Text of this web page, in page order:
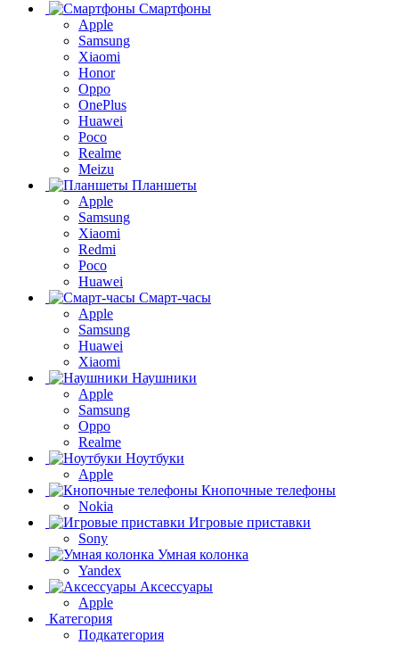
Смартфоны
Apple
Samsung
Xiaomi
Honor
Oppo
OnePlus
Huawei
Poco
Realme
Meizu
Планшеты
Apple
Samsung
Xiaomi
Redmi
Poco
Huawei
Смарт-часы
Apple
Samsung
Huawei
Xiaomi
Наушники
Apple
Samsung
Oppo
Realme
Ноутбуки
Apple
Кнопочные телефоны
Nokia
Игровые приставки
Sony
Умная колонка
Yandex
Аксессуары
Apple
Категория
Подкатегория